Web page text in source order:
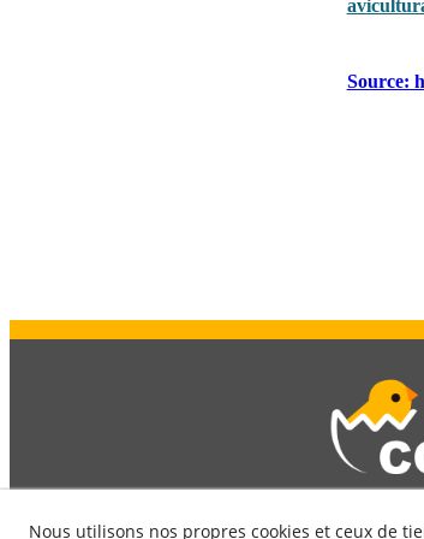
Source:
Nous utilisons nos propres cookies et ceux de